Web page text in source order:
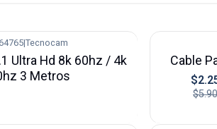
|Tecnocam
Ultra Hd 8k 60hz / 4k
3 Metros
Cable